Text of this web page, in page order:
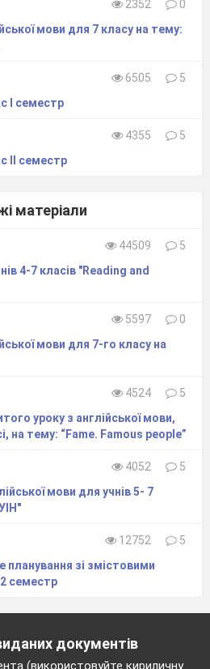
2352
0
мови для 7 класу на тему:
6505
5
І семестр
4355
5
ІІ семестр
матеріали
44509
5
4-7 класів "Reading and
5597
0
мови для 7-го класу на
4524
5
уроку з англійської мови,
на тему: “Fame. Famous people”
4052
5
мови для учнів 5- 7
12752
5
зі змістовими
семестр
документів
(використовуйте кириличну